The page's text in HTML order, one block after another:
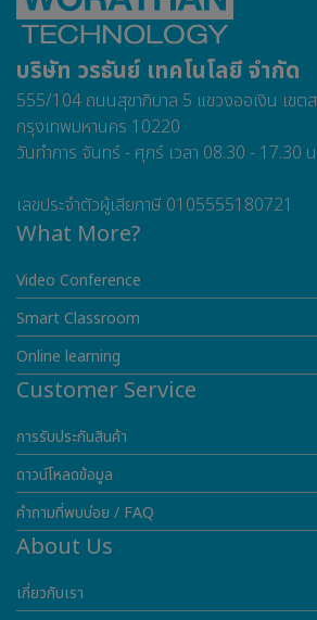
บริษัท วรธันย์ เทคโนโลยี จำกัด
555/104 ถนนสุขาภิบาล 5 แขวงออเงิน เขต
กรุงเทพมหานคร 10220
วันทำการ จันทร์ - ศุกร์ เวลา 08.30 - 17.30
เลขประจำตัวผู้เสียภาษี 0105555180721
What More?
Video Conference
Smart Classroom
Online learning
Customer Service
การรับประกันสินค้า
ดาวน์โหลดข้อมูล
คำถามที่พบบ่อย / FAQ
About Us
เกี่ยวกับเรา